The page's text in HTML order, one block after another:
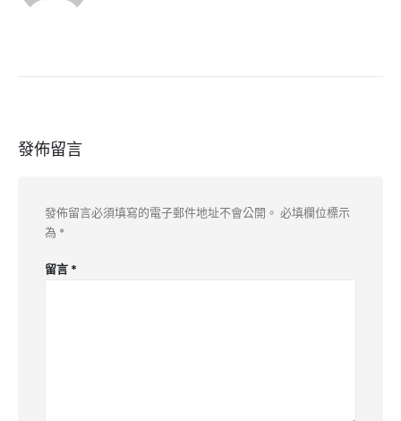
發佈留言
發佈留言必須填寫的電子郵件地址不會公開。 必填欄位標示
為 *
留言 *